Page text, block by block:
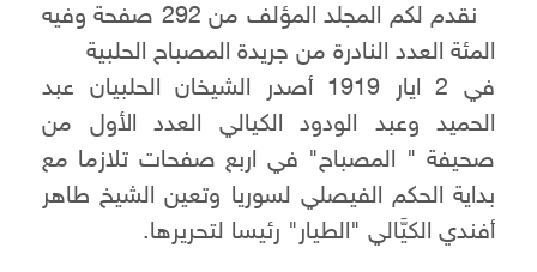
نقدم لكم المجلد المؤلف من 292 صفحة وفيه
المئة العدد النادرة من جريدة المصباح الحلبية
في 2 ايار 1919 أصدر الشيخان الحلبيان عبد
الحميد وعبد الودود الكيالي العدد الأول من
صحيفة " المصباح" في اربع صفحات تلازما مع
بداية الحكم الفيصلي لسوريا وتعين الشيخ طاهر
أفندي الكيَّالي "الطيار" رئيسا لتحريرها.